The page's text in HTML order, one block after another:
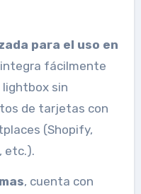
para el uso en
fácilmente
sin
de tarjetas con
(Shopify,
etc.).
, cuenta con